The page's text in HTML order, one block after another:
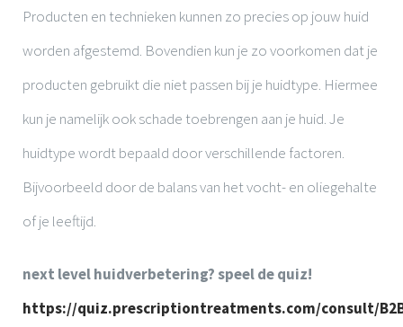
Producten en technieken kunnen zo precies op jouw huid
worden afgestemd. Bovendien kun je zo voorkomen dat je
producten gebruikt die niet passen bij je huidtype. Hiermee
kun je namelijk ook schade toebrengen aan je huid. Je
huidtype wordt bepaald door verschillende factoren.
Bijvoorbeeld door de balans van het vocht- en oliegehalte
of je leeftijd.
next level huidverbetering? speel de quiz!
https://quiz.prescriptiontreatments.com/consult/